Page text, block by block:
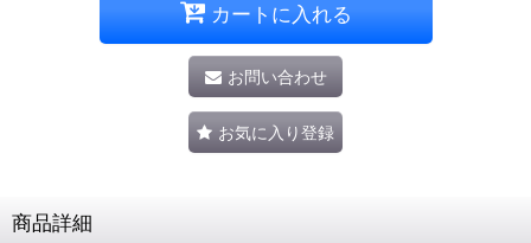
カートに入れる
お問い合わせ
お気に入り登録
商品詳細